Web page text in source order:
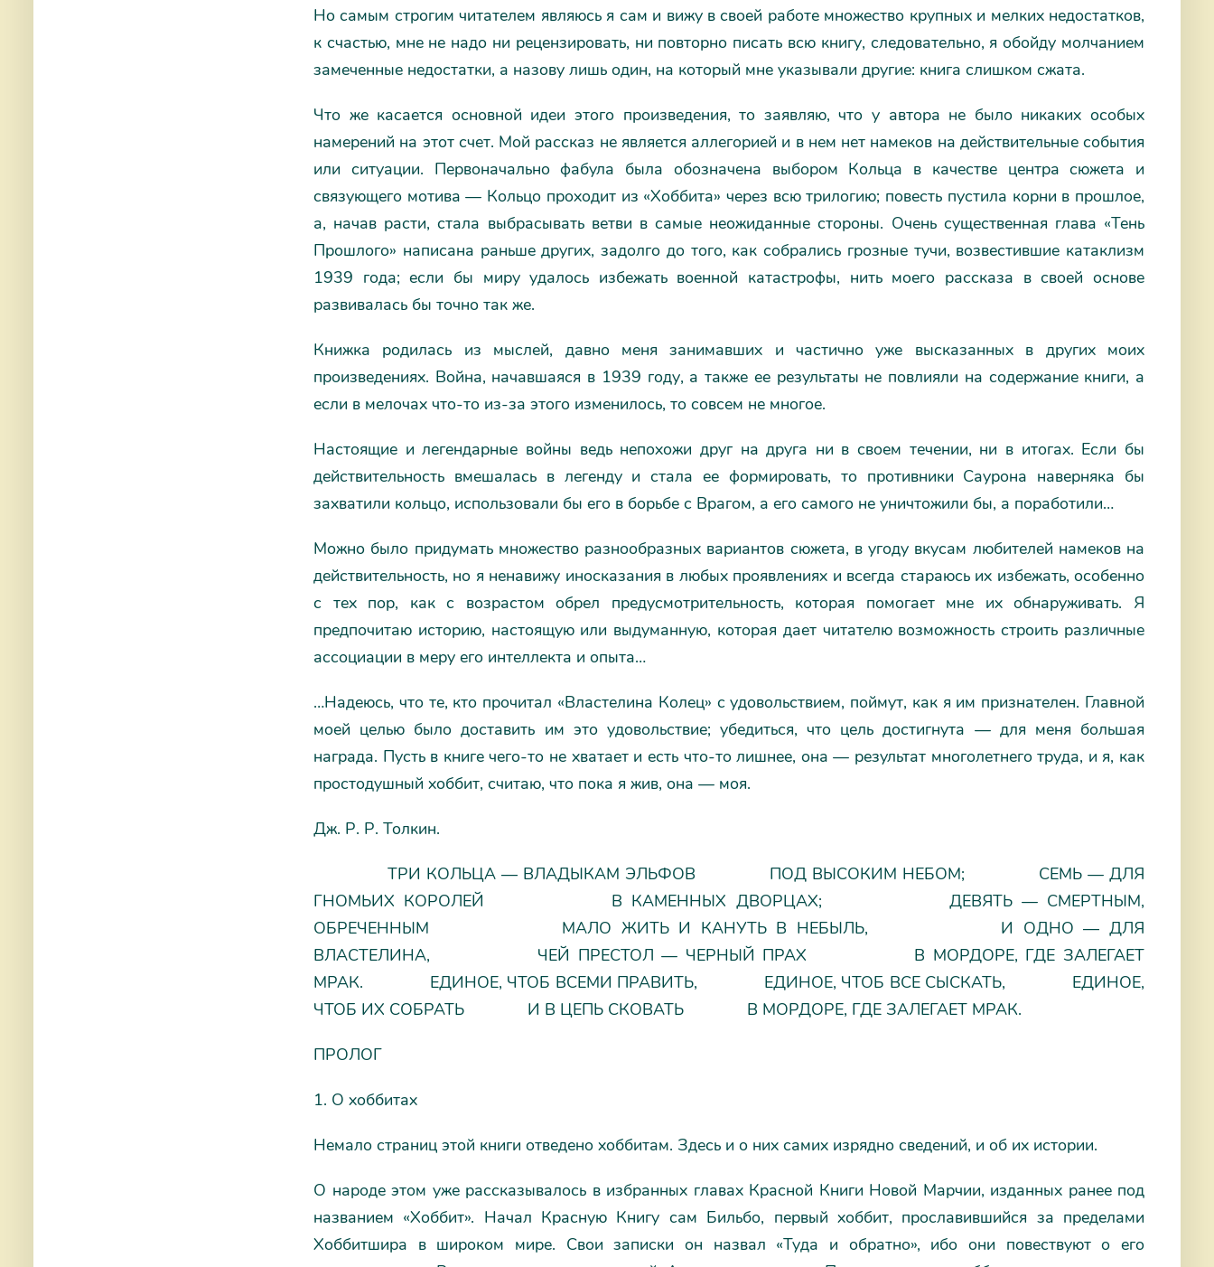
Но самым строгим читателем являюсь я сам и вижу в своей работе множество крупных и мелких недостатков,
к счастью, мне не надо ни рецензировать, ни повторно писать всю книгу, следовательно, я обойду молчанием
замеченные недостатки, а назову лишь один, на который мне указывали другие: книга слишком сжата.
Что же касается основной идеи этого произведения, то заявляю, что у автора не было никаких особых
намерений на этот счет. Мой рассказ не является аллегорией и в нем нет намеков на действительные события
или ситуации. Первоначально фабула была обозначена выбором Кольца в качестве центра сюжета и
связующего мотива — Кольцо проходит из «Хоббита» через всю трилогию; повесть пустила корни в прошлое,
а, начав расти, стала выбрасывать ветви в самые неожиданные стороны. Очень существенная глава «Тень
Прошлого» написана раньше других, задолго до того, как собрались грозные тучи, возвестившие катаклизм
1939 года; если бы миру удалось избежать военной катастрофы, нить моего рассказа в своей основе
развивалась бы точно так же.
Книжка родилась из мыслей, давно меня занимавших и частично уже высказанных в других моих
произведениях. Война, начавшаяся в 1939 году, а также ее результаты не повлияли на содержание книги, а
если в мелочах что-то из-за этого изменилось, то совсем не многое.
Настоящие и легендарные войны ведь непохожи друг на друга ни в своем течении, ни в итогах. Если бы
действительность вмешалась в легенду и стала ее формировать, то противники Саурона наверняка бы
захватили кольцо, использовали бы его в борьбе с Врагом, а его самого не уничтожили бы, а поработили…
Можно было придумать множество разнообразных вариантов сюжета, в угоду вкусам любителей намеков на
действительность, но я ненавижу иносказания в любых проявлениях и всегда стараюсь их избежать, особенно
с тех пор, как с возрастом обрел предусмотрительность, которая помогает мне их обнаруживать. Я
предпочитаю историю, настоящую или выдуманную, которая дает читателю возможность строить различные
ассоциации в меру его интеллекта и опыта…
…Надеюсь, что те, кто прочитал «Властелина Колец» с удовольствием, поймут, как я им признателен. Главной
моей целью было доставить им это удовольствие; убедиться, что цель достигнута — для меня большая
награда. Пусть в книге чего-то не хватает и есть что-то лишнее, она — результат многолетнего труда, и я, как
простодушный хоббит, считаю, что пока я жив, она — моя.
Дж. Р. Р. Толкин.
ТРИ КОЛЬЦА ― ВЛАДЫКАМ ЭЛЬФОВ ПОД ВЫСОКИМ НЕБОМ; СЕМЬ — ДЛЯ
ГНОМЬИХ КОРОЛЕЙ В КАМЕННЫХ ДВОРЦАХ; ДЕВЯТЬ — СМЕРТНЫМ,
ОБРЕЧЕННЫМ МАЛО ЖИТЬ И КАНУТЬ В НЕБЫЛЬ, И ОДНО ― ДЛЯ
ВЛАСТЕЛИНА, ЧЕЙ ПРЕСТОЛ — ЧЕРНЫЙ ПРАХ В МОРДОРЕ, ГДЕ ЗАЛЕГАЕТ
МРАК. ЕДИНОЕ, ЧТОБ ВСЕМИ ПРАВИТЬ, ЕДИНОЕ, ЧТОБ ВСЕ СЫСКАТЬ, ЕДИНОЕ,
ЧТОБ ИХ СОБРАТЬ И В ЦЕПЬ СКОВАТЬ В МОРДОРЕ, ГДЕ ЗАЛЕГАЕТ МРАК.
ПРОЛОГ
1. О хоббитах
Немало страниц этой книги отведено хоббитам. Здесь и о них самих изрядно сведений, и об их истории.
О народе этом уже рассказывалось в избранных главах Красной Книги Новой Марчии, изданных ранее под
названием «Хоббит». Начал Красную Книгу сам Бильбо, первый хоббит, прославившийся за пределами
Хоббитшира в широком мире. Свои записки он назвал «Туда и обратно», ибо они повествуют о его